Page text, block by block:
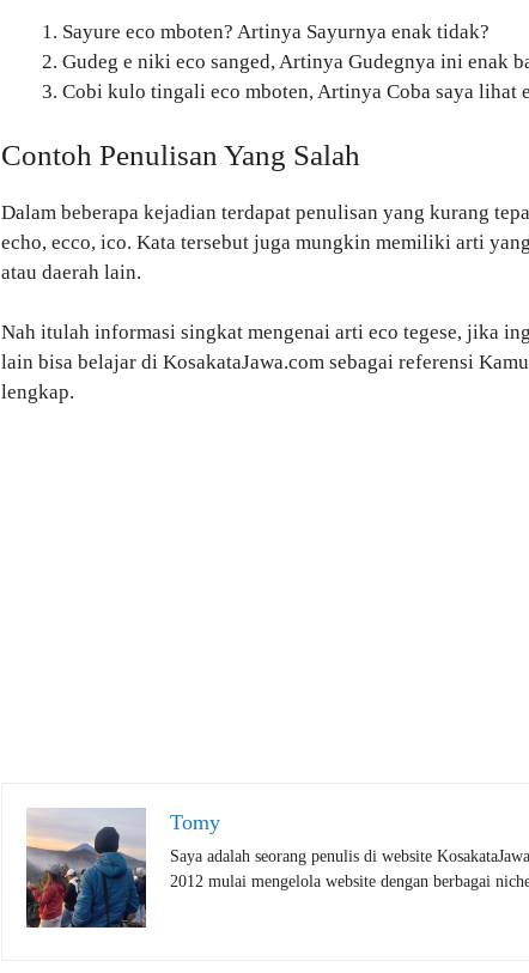
Sayure eco mboten? Artinya Sayurnya enak tidak?
Gudeg e niki eco sanged, Artinya Gudegnya ini enak
Cobi kulo tingali eco mboten, Artinya Coba saya lihat
Contoh Penulisan Yang Salah
Dalam beberapa kejadian terdapat penulisan yang kurang
echo, ecco, ico. Kata tersebut juga mungkin memiliki arti
atau daerah lain.
Nah itulah informasi singkat mengenai arti eco tegese, jika
lain bisa belajar di KosakataJawa.com sebagai referensi
lengkap.
Tomy
Saya adalah seorang penulis di website
2012 mulai mengelola website dengan berbagai